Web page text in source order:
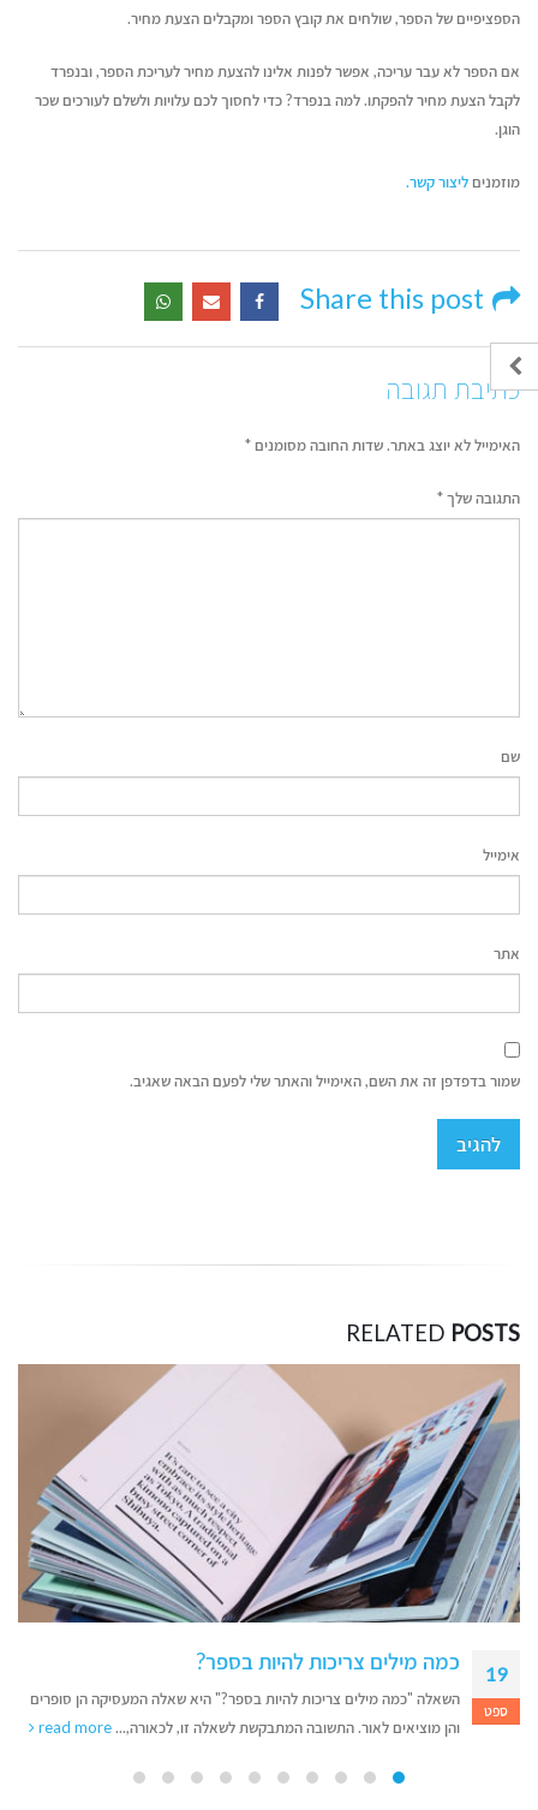
הספציפיים של הספר, שולחים את קובץ הספר ומקבלים הצעת מחיר.
אם הספר לא עבר עריכה, אפשר לפנות אלינו להצעת מחיר לעריכת הספר, ובנפרד
לקבל הצעת מחיר להפקתו. למה בנפרד? כדי לחסוך לכם עלויות ולשלם לעורכים שכר
הוגן.
מוזמנים ליצור קשר.
Share this post
כתיבת תגובה
האימייל לא יוצג באתר.שדות החובה מסומנים *
התגובה שלך*
שם
אימייל
אתר
שמור בדפדפן זה את השם, האימייל והאתר שלי לפעם הבאה שאגיב.
RELATED POSTS
19
ספט
כמה מילים צריכות להיות בספר?
השאלה "כמה מילים צריכות להיות בספר?" היא שאלה המעסיקה הן סופרים
והן מוציאים לאור. התשובה המתבקשת לשאלה זו, לכאורה,...read more